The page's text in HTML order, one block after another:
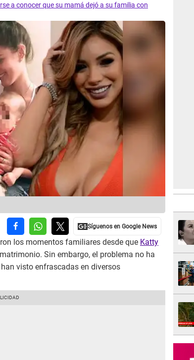
a conocer que su mamá dejó a su familia con
los momentos familiares desde que Katty
Sin embargo, el problema no ha
visto enfrascadas en diversos